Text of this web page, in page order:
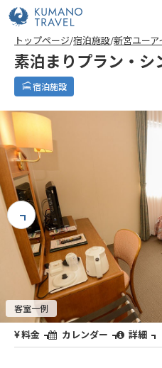
トップページ 宿泊施設 新宮ユーア
素泊まりプラン・シ
宿泊施設
客室一例
料金 カレンダー 詳細